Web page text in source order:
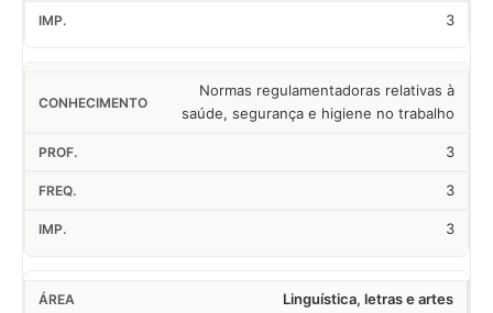
3
Normas regulamentadoras relativas à
saúde, segurança e higiene no trabalho
3
3
3
Linguística, letras e artes